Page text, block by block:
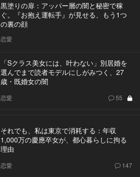
黒塗りの扉：アッパー層の闇と秘密で稼
ぐ。『お抱え運転手』が見せる、もう1つ
の裏の顔
恋愛
「Sクラス美女には、叶わない」別居婚を
選んでまで読者モデルにしがみつく、27
歳・既婚女の闇
恋愛 55
それでも、私は東京で消耗する：年収
1,000万の慶應卒女が、都心暮らしに拘る
理由
恋愛 147